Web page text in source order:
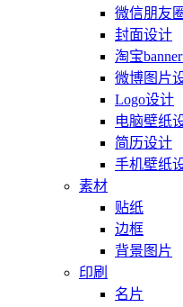
微信朋友
封面设计
淘宝
微博图片
Logo设计
电脑壁纸
简历设计
手机壁纸
素材
贴纸
边框
背景图片
印刷
名片